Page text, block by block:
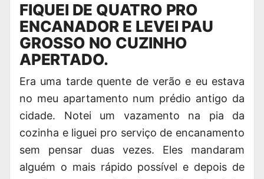
FIQUEI DE QUATRO PRO
ENCANADOR E LEVEI PAU
GROSSO NO CUZINHO
APERTADO.
Era uma tarde quente de verão e eu estava
no meu apartamento num prédio antigo da
cidade. Notei um vazamento na pia da
cozinha e liguei pro serviço de encanamento
sem pensar duas vezes. Eles mandaram
alguém o mais rápido possível e depois de